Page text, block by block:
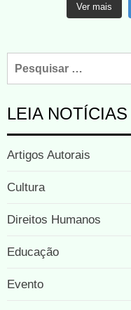
Ver mais
LEIA
Artigos Autorais
Cultura
Direitos Humanos
Educação
Evento